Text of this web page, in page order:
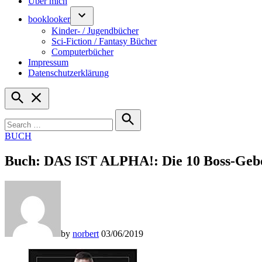
booklooker
Kinder- / Jugendbücher
Sci-Fiction / Fantasy Bücher
Computerbücher
Impressum
Datenschutzerklärung
Open
Search
for:
Search
POSTED
BUCH
Buch: DAS IST ALPHA!: Die 10 Boss-
by norbert 03/06/2019